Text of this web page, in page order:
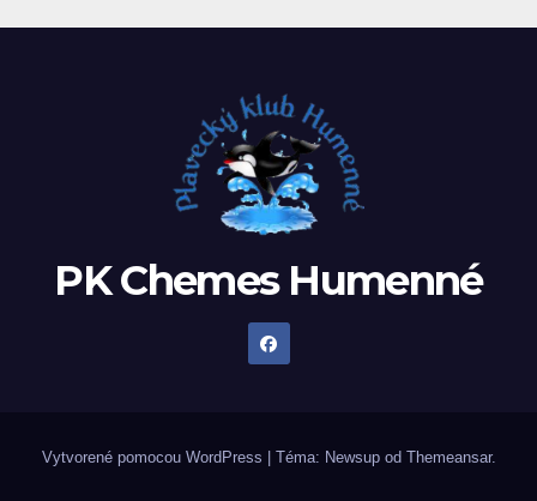
PK Chemes Humenné
Vytvorené pomocou WordPress Téma: Newsup od Themeansar.